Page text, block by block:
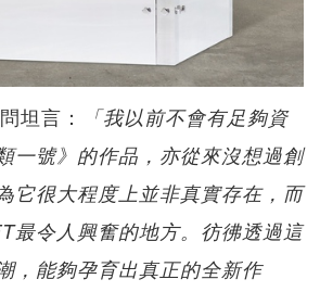
坦言：
「我以前不會有足夠資
一號》的作品，亦從來沒想過創
它很大程度上並非真實存在，而
最令人興奮的地方。彷彿透過這
，能夠孕育出真正的全新作